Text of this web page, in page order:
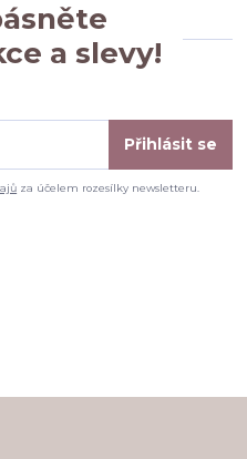
a slevy!
Přihlásit se
za účelem rozesílky newsletteru.